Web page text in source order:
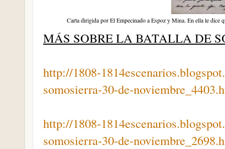
Carta dirigida por El Empecinado a Espoz y Mina. En ella le dice
MÁS SOBRE LA BATALLA DE
http://1808-
somosierra-30-de-
http://1808-
somosierra-30-de-